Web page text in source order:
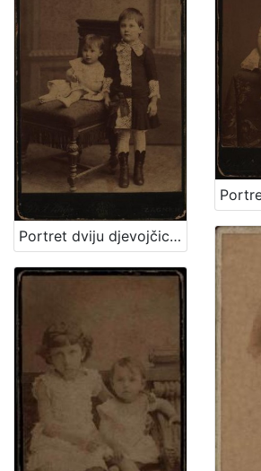
Portret dviju djevojčica / [Gjuro Varga] ; [izradio atelier] G. & I. Varga